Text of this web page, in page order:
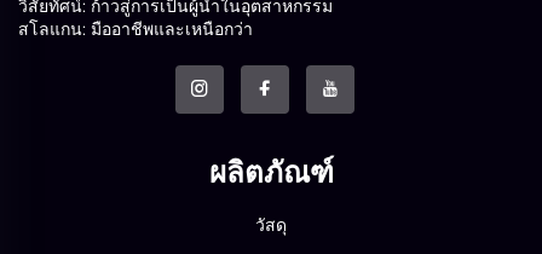
วิสัยทัศน์: ก้าวสู่การเป็นผู้นำในอุตสาหกรรม
สโลแกน: มืออาชีพและเหนือกว่า
ผลิตภัณฑ์
วัสดุ